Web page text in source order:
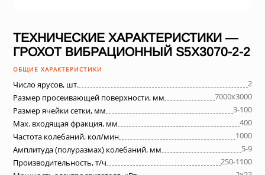
ТЕХНИЧЕСКИЕ ХАРАКТЕРИСТИКИ —
ГРОХОТ ВИБРАЦИОННЫЙ S5X3070-2-2
ОБЩИЕ ХАРАКТЕРИСТИКИ
Число ярусов, шт.
2
Размер просеивающей поверхности, мм
7000х3000
Размер ячейки сетки, мм
3-100
Max. входящая фракция, мм
400
Частота колебаний, кол/мин
1000
Амплитуда (полуразмах) колебаний, мм
5-9
Производительность, т/ч
250-1100